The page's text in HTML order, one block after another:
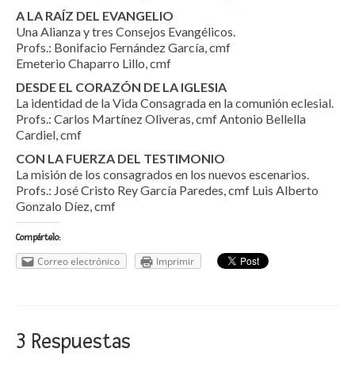
A LA RAÍZ DEL EVANGELIO
Una Alianza y tres Consejos Evangélicos.
Profs.: Bonifacio Fernández García, cmf
Emeterio Chaparro Lillo, cmf
DESDE EL CORAZÓN DE LA IGLESIA
La identidad de la Vida Consagrada en la comunión eclesial.
Profs.: Carlos Martínez Oliveras, cmf Antonio Bellella
Cardiel, cmf
CON LA FUERZA DEL TESTIMONIO
La misión de los consagrados en los nuevos escenarios.
Profs.: José Cristo Rey García Paredes, cmf Luis Alberto
Gonzalo Díez, cmf
Compártelo:
Correo electrónico Imprimir
3 Respuestas